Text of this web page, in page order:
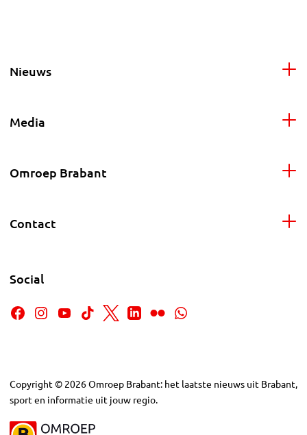
Nieuws
Media
Omroep Brabant
Contact
Social
Copyright © 2026Omroep Brabant: het laatste nieuws uit Brabant,
sport en informatie uit jouw regio.